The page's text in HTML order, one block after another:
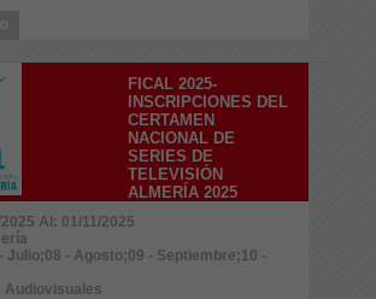
FICAL 2025-
INSCRIPCIONES DEL
CERTAMEN
NACIONAL DE
SERIES DE
TELEVISIÓN
ALMERÍA 2025
Al: 01/11/2025
Julio;08 - Agosto;09 - Septiembre;10 -
Audiovisuales